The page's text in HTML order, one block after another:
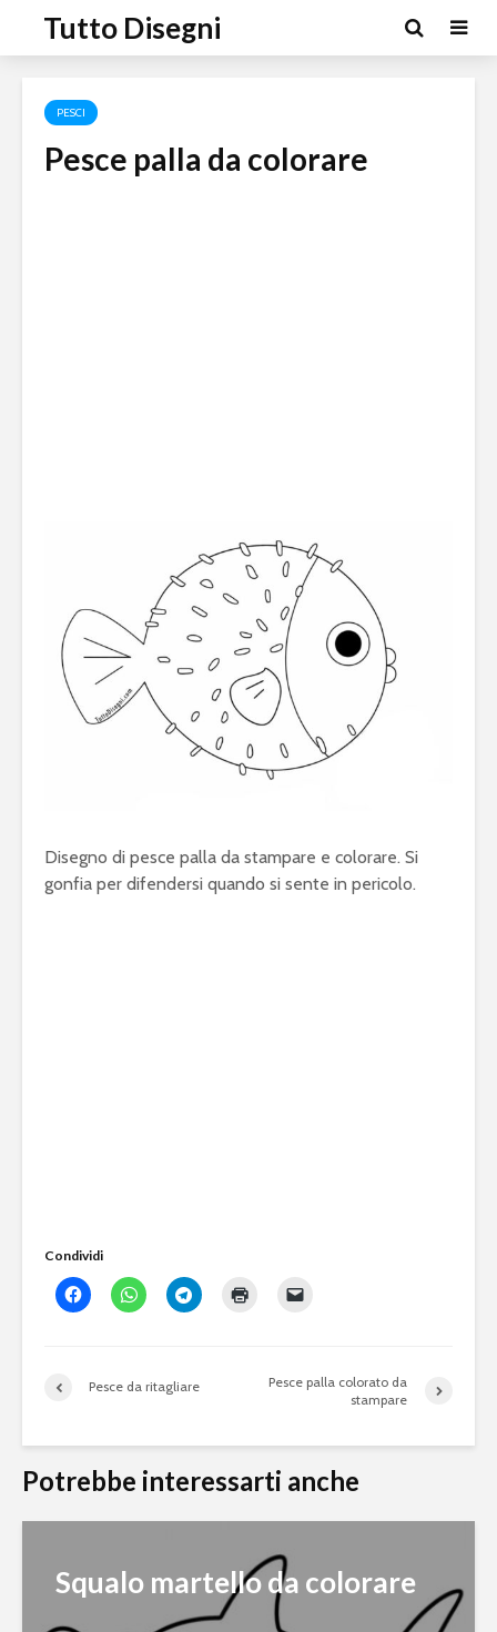
Tutto Disegni
PESCI
Pesce palla da colorare
Disegno di pesce palla da stampare e colorare. Si
gonfia per difendersi quando si sente in pericolo.
Condividi
Pesce da ritagliare
Pesce palla colorato da
stampare
Potrebbe interessarti anche
Squalo martello da colorare